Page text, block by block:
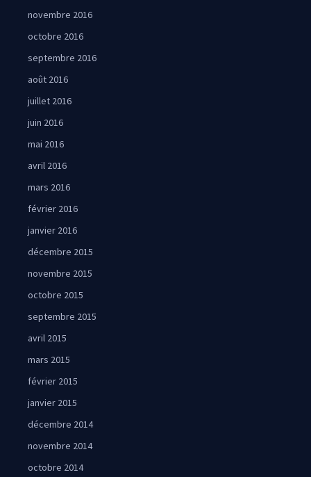
novembre 2016
octobre 2016
septembre 2016
août 2016
juillet 2016
juin 2016
mai 2016
avril 2016
mars 2016
février 2016
janvier 2016
décembre 2015
novembre 2015
octobre 2015
septembre 2015
avril 2015
mars 2015
février 2015
janvier 2015
décembre 2014
novembre 2014
octobre 2014